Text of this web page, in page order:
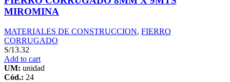
MIROMINA
MATERIALES DE CONSTRUCCION, FIERRO
CORRUGADO
S/13.32
Add to cart
UM: unidad
Cód.: 24